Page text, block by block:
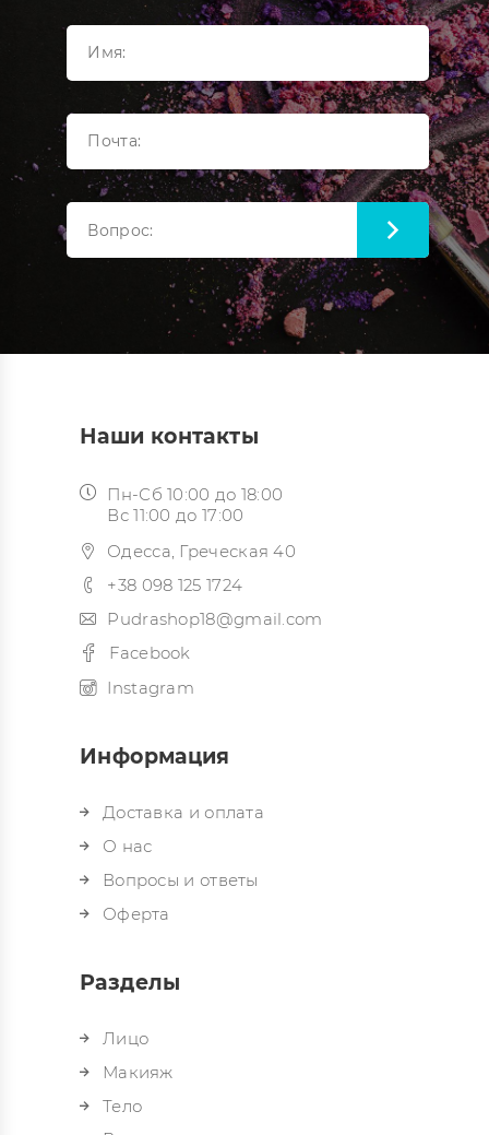
Наши контакты
Пн-Сб 10:00 до 18:00
Вс 11:00 до 17:00
Одесса, Греческая 40
+38 098 125 1724
Pudrashop18@gmail.com
Facebook
Instagram
Информация
Доставка и оплата
О нас
Вопросы и ответы
Оферта
Разделы
Лицо
Макияж
Тело